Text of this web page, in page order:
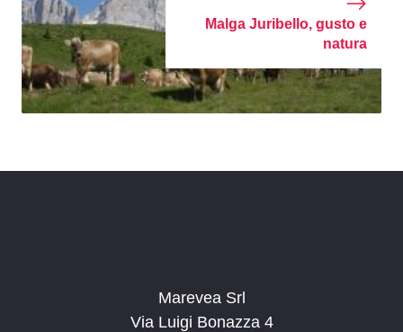
Malga Juribello, gusto e
natura
Marevea Srl
Via Luigi Bonazza 4